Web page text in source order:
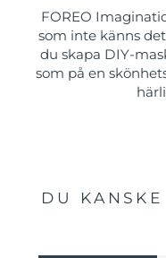
FOREO
som inte känns
du skapa DIY-
som på en
DU